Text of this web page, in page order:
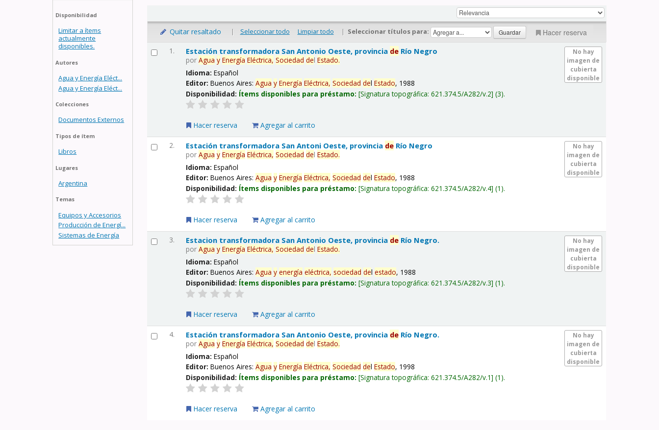
Disponibilidad
Limitar a ítems
actualmente
disponibles.
Autores
Agua y Energía Eléct...
Agua y Energía Eléct...
Colecciones
Documentos Externos
Tipos de ítem
Libros
Lugares
Argentina
Temas
Equipos y Accesorios
Producción de Energí...
Sistemas de Energía
Quitar resaltado | Seleccionar todo Limpiar todo | Seleccionar títulos para: Hacer reserva
1.
No hay
imagen de
cubierta
disponible
Estación transformadora San Antonio Oeste, provincia de Río Negro
porAgua y Energía Eléctrica, Sociedad delEstado.
Idioma:Español
Editor:Buenos Aires:Agua y Energía Eléctrica, Sociedad delEstado, 1988
Disponibilidad: Ítems disponibles para préstamo: Signatura topográfica:621.374.5/A282/v.2 (3).
Hacer reserva Agregar al carrito
2.
No hay
imagen de
cubierta
disponible
Estación transformadora San Antoni Oeste, provincia de Río Negro
porAgua y Energía Eléctrica, Sociedad delEstado.
Idioma:Español
Editor:Buenos Aires:Agua y Energía Eléctrica, Sociedad delEstado, 1988
Disponibilidad: Ítems disponibles para préstamo: Signatura topográfica:621.374.5/A282/v.4 (1).
Hacer reserva Agregar al carrito
3.
No hay
imagen de
cubierta
disponible
Estacion transformadora San Antonio Oeste, provincia de Río Negro.
porAgua y Energía Eléctrica, Sociedad delEstado.
Idioma:Español
Editor:Buenos Aires:Agua y energía eléctrica, sociedad delestado, 1988
Disponibilidad: Ítems disponibles para préstamo: Signatura topográfica:621.374.5/A282/v.3 (1).
Hacer reserva Agregar al carrito
4.
No hay
imagen de
cubierta
disponible
Estación transformadora San Antonio Oeste, provincia de Río Negro.
porAgua y Energía Eléctrica, Sociedad delEstado.
Idioma:Español
Editor:Buenos Aires:Agua y Energía Eléctrica, Sociedad delEstado, 1998
Disponibilidad: Ítems disponibles para préstamo: Signatura topográfica:621.374.5/A282/v.1 (1).
Hacer reserva Agregar al carrito